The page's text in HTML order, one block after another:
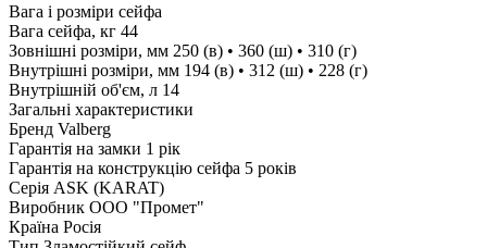
Вага і розміри сейфа
Вага сейфа, кг 44
Зовнішні розміри, мм 250 (в) • 360 (ш) • 310 (г)
Внутрішні розміри, мм 194 (в) • 312 (ш) • 228 (г)
Внутрішній об'єм, л 14
Загальні характеристики
Бренд Valberg
Гарантія на замки 1 рік
Гарантія на конструкцію сейфа 5 років
Серія ASK (KARAT)
Виробник ООО "Промет"
Країна Росія